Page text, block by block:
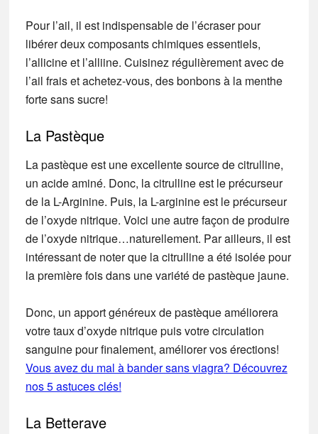
Pour l’ail, il est indispensable de l’écraser pour
libérer deux composants chimiques essentiels,
l’allicine et l’alliine. Cuisinez régulièrement avec de
l’ail frais et achetez-vous, des bonbons à la menthe
forte sans sucre!
La Pastèque
La pastèque est une excellente source de citrulline,
un acide aminé. Donc, la citrulline est le précurseur
de la L-Arginine. Puis, la L-arginine est le précurseur
de l’oxyde nitrique. Voici une autre façon de produire
de l’oxyde nitrique…naturellement. Par ailleurs, il est
intéressant de noter que la citrulline a été isolée pour
la première fois dans une variété de pastèque jaune.
Donc, un apport généreux de pastèque améliorera
votre taux d’oxyde nitrique puis votre circulation
sanguine pour finalement, améliorer vos érections!
Vous avez du mal à bander sans viagra? Découvrez
nos 5 astuces clés!
La Betterave